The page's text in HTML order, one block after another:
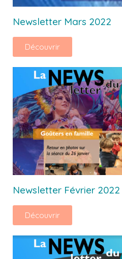
Newsletter Mars 2022
Découvrir
Newsletter Février 2022
Découvrir